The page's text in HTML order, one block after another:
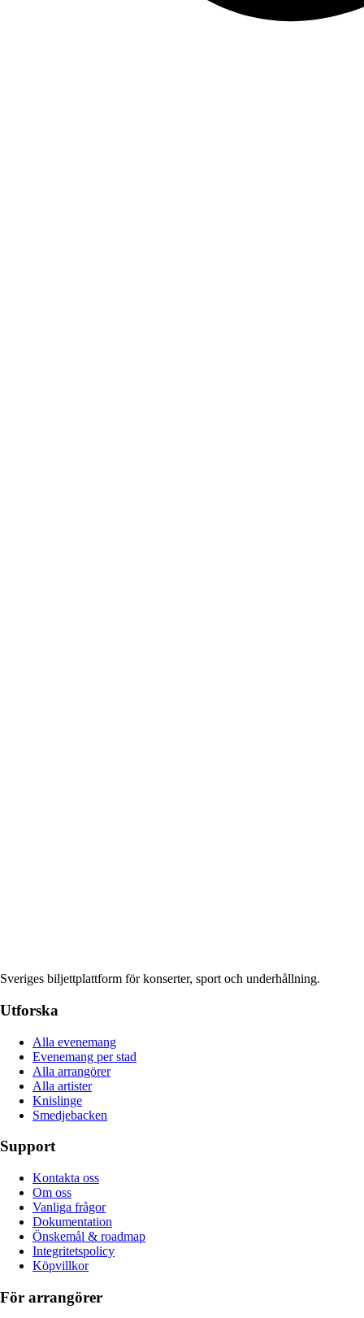
Sveriges biljettplattform för konserter, sport och underhållning.
Utforska
Alla evenemang
Evenemang per stad
Alla arrangörer
Alla artister
Knislinge
Smedjebacken
Support
Kontakta oss
Om oss
Vanliga frågor
Dokumentation
Önskemål & roadmap
Integritetspolicy
Köpvillkor
För arrangörer